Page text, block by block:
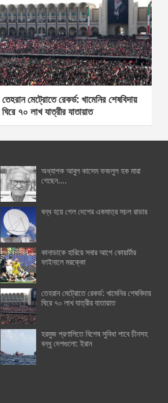
তেহরান মেট্রোতে রেকর্ড: খামেনির শেষবিদায়
ঘিরে ৭০ লাখ যাত্রীর যাতায়াত
অধ্যাপক আবুল কাসেম ফজলুল হক মারা
গেছেন….
বন্ধ হয়ে গেল দেশের একমাত্র সচল রাডার
কানাডাকে হারিয়ে সবার আগে কোয়ার্টার
ফাইনালে মরক্কো
তেহরান মেট্রোতে রেকর্ড: খামেনির শেষবিদায়
ঘিরে ৭০ লাখ যাত্রীর যাতায়াত
হরমুজ প্রণালিতে বিশেষ সুবিধা পাবে চীনসহ
বন্ধু দেশগুলো: ইরান